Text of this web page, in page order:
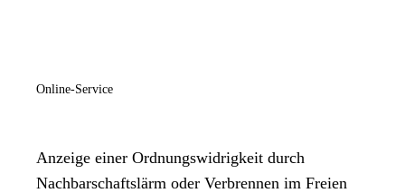
Online-Service
Anzeige einer Ordnungswidrigkeit durch
Nachbarschaftslärm oder Verbrennen im Freien